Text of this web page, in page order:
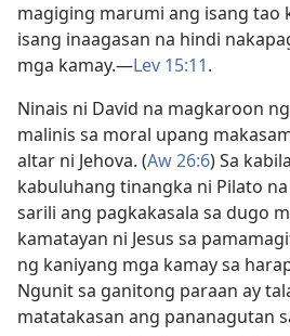
magiging marumi ang isang tao
isang inaagasan na hindi
mga kamay.​—Lev 15:11.
Ninais ni David na magkaroon
malinis sa moral upang
altar ni Jehova. (Aw 26:6) Sa
kabuluhang tinangka ni Pilato
sarili ang pagkakasala sa dugo
kamatayan ni Jesus sa
ng kaniyang mga kamay sa
Ngunit sa ganitong paraan ay
matatakasan ang pananagutan